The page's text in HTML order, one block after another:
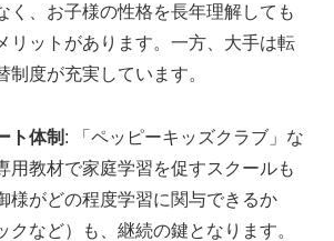
く、お子様の性格を長年理解しても
リットがあります。一方、大手は転
制度が充実しています。
ト体制 : 「ペッピーキッズクラブ」な
用教材で家庭学習を促すスクールも
様がどの程度学習に関与できるか
クなど）も、継続の鍵となります。